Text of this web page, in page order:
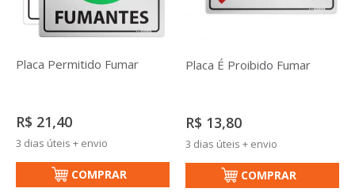
Placa Permitido Fumar
R$ 21,40
3 dias úteis + envio
COMPRAR
Placa É Proibido Fumar
R$ 13,80
3 dias úteis + envio
COMPRAR